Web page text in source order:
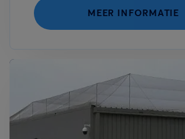
MEER INFORMATIE